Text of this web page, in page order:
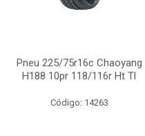
Pneu 225/75r16c Chaoyang
H188 10pr 118/116r Ht Tl
Código: 14263